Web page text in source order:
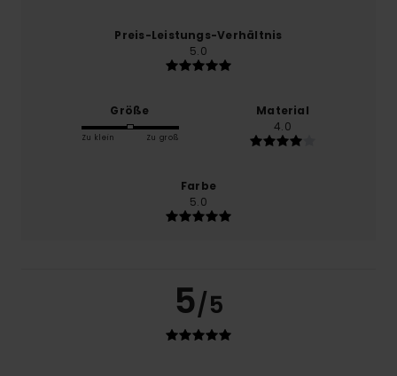
Preis-Leistungs-Verhältnis
5.0
Größe
Zu klein Zu groß
Material
4.0
Farbe
5.0
5/5